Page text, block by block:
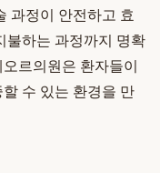
과정이 안전하고 효
불하는 과정까지 명확
르의원은 환자들이
수 있는 환경을 만